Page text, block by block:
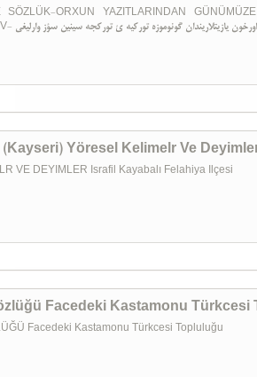
SÖZLÜK-ORXUN YAZITLARINDAN
Yöresel Kelimelr Ve
VE DEYIMLER Israfil Kayabalı Felahiya Ilçesi
Facedeki Kastamonu Türkcesi
Facedeki Kastamonu Türkcesi Topluluğu